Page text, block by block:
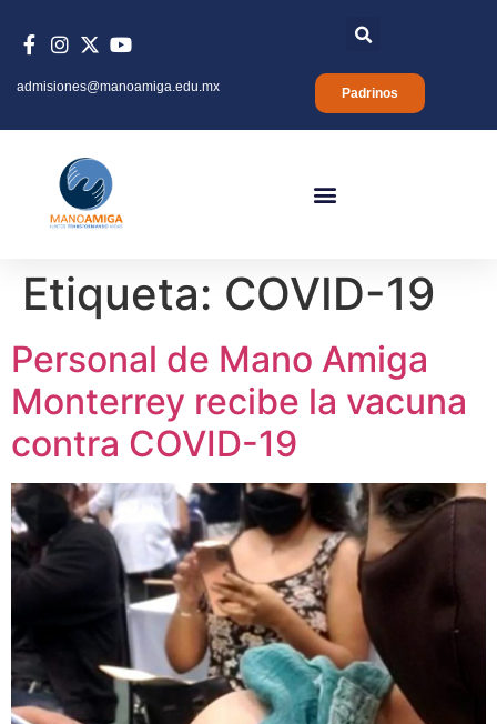
Padrinos
admisiones@manoamiga.edu.mx
Etiqueta: COVID-19
Personal de Mano Amiga
Monterrey recibe la vacuna
contra COVID-19